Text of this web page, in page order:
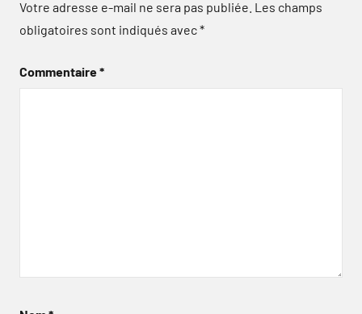
Votre adresse e-mail ne sera pas publiée. Les champs
obligatoires sont indiqués avec*
Commentaire*